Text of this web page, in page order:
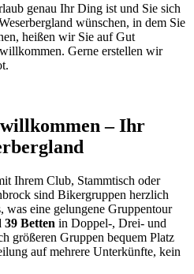
genau Ihr Ding ist und Sie sich
wünschen, in dem Sie
heißen wir Sie auf Gut
Gerne erstellen wir
– Ihr
Ihrem Club, Stammtisch oder
sind Bikergruppen herzlich
eine gelungene Gruppentour
Betten in Doppel-, Drei- und
größeren Gruppen bequem Platz
auf mehrere Unterkünfte, kein